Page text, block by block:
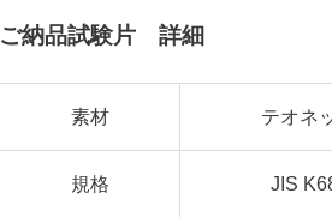
ご納品試験片 詳細
素材 テオネ
規格 JIS